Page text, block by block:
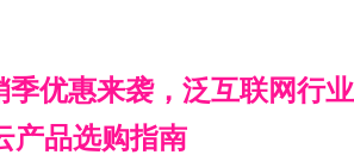
季优惠来袭，泛互联网行业
产品选购指南